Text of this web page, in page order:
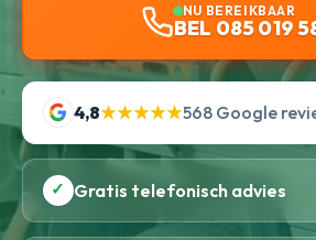
NU BEREIKBAAR
BEL 085 019
4,8★★★★★568 Google
✓ Gratis telefonisch advies